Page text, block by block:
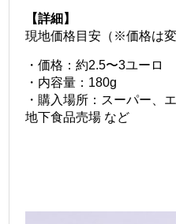
【詳細】
現地価格目安（※価格は変
・価格：約2.5〜3ユーロ
・内容量：180g
・購入場所：スーパー、
地下食品売場 など